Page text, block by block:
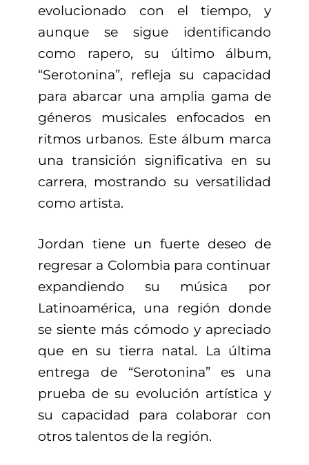
evolucionado con el tiempo, y
aunque se sigue identificando
como rapero, su último álbum,
“Serotonina”, refleja su capacidad
para abarcar una amplia gama de
géneros musicales enfocados en
ritmos urbanos. Este álbum marca
una transición significativa en su
carrera, mostrando su versatilidad
como artista.
Jordan tiene un fuerte deseo de
regresar a Colombia para continuar
expandiendo su música por
Latinoamérica, una región donde
se siente más cómodo y apreciado
que en su tierra natal. La última
entrega de “Serotonina” es una
prueba de su evolución artística y
su capacidad para colaborar con
otros talentos de la región.